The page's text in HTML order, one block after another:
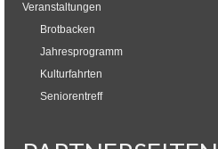
Veranstaltungen
Brotbacken
Jahresprogramm
Kulturfahrten
Seniorentreff